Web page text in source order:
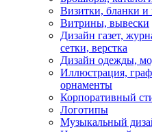
Визитки, бланки и
Витрины, вывески
Дизайн газет,
сетки, верстка
Дизайн одежды,
Иллюстрация,
орнаменты
Корпоративный
Логотипы
Музыкальный